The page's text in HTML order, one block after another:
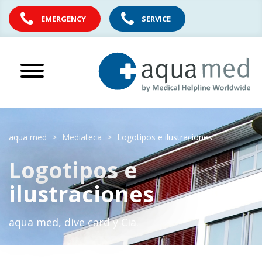
EMERGENCY SERVICE
aqua med Mediateca Logotipos e ilustraciones
Logotipos e
ilustraciones
aqua med, dive card y Cia.